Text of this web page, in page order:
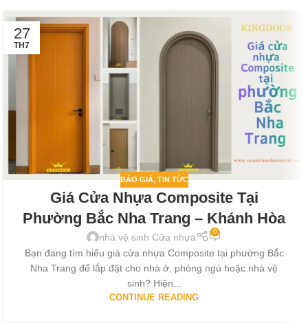
27
TH7
BÁO GIÁ, TIN TỨC
Giá Cửa Nhựa Composite Tại
Phường Bắc Nha Trang – Khánh Hòa
nhà vệ sinh Cửa nhựa 0
Bạn đang tìm hiểu giá cửa nhựa Composite tại phường Bắc
Nha Trang để lắp đặt cho nhà ở, phòng ngủ hoặc nhà vệ
sinh? Hiện...
CONTINUE READING